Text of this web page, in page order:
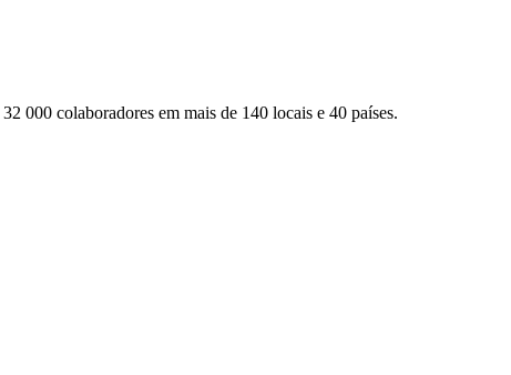
000 colaboradores em mais de 140 locais e 40 países.